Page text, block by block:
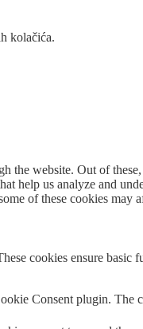
kolačića.
website. Out of
help us analyze and
of these cookies may
cookies ensure
Consent plugin. The